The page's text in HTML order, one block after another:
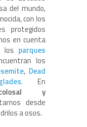
del mundo,
con los
protegidos
en cuenta
los parques
los
, Dead
. En
y
desde
a osos.